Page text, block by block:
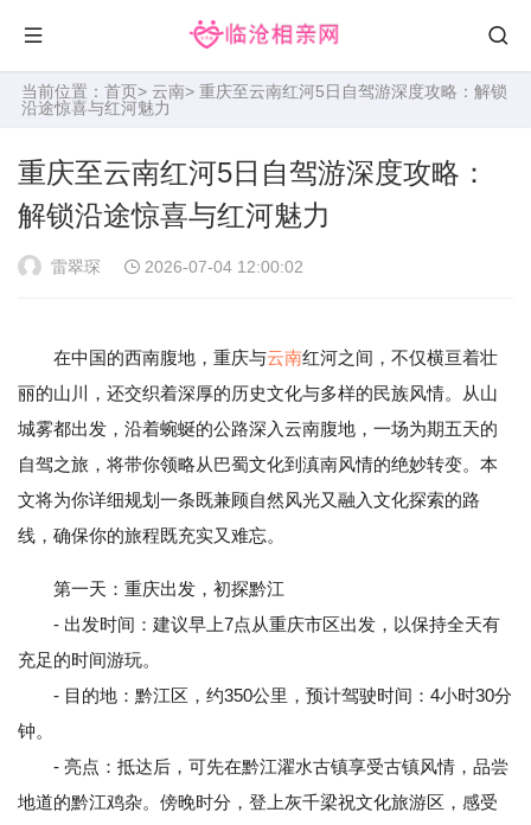
当前位置： 首页> 云南> 重庆至云南红河5日自驾游深度攻略：解锁
沿途惊喜与红河魅力
重庆至云南红河5日自驾游深度攻略：
解锁沿途惊喜与红河魅力
雷翠琛 2026-07-04 12:00:02
在中国的西南腹地，重庆与云南红河之间，不仅横亘着壮
丽的山川，还交织着深厚的历史文化与多样的民族风情。从山
城雾都出发，沿着蜿蜒的公路深入云南腹地，一场为期五天的
自驾之旅，将带你领略从巴蜀文化到滇南风情的绝妙转变。本
文将为你详细规划一条既兼顾自然风光又融入文化探索的路
线，确保你的旅程既充实又难忘。
第一天：重庆出发，初探黔江
- 出发时间：建议早上7点从重庆市区出发，以保持全天有
充足的时间游玩。
- 目的地：黔江区，约350公里，预计驾驶时间：4小时30分
钟。
- 亮点：抵达后，可先在黔江濯水古镇享受古镇风情，品尝
地道的黔江鸡杂。傍晚时分，登上灰千梁祝文化旅游区，感受